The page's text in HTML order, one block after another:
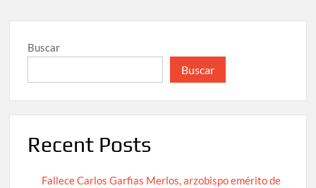
Buscar
Buscar
Recent Posts
Fallece Carlos Garfias Merlos, arzobispo emérito de